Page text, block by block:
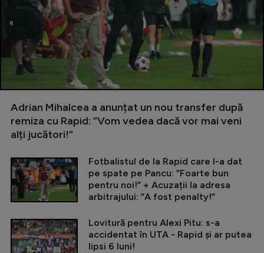
Adrian Mihalcea a anunțat un nou transfer după
remiza cu Rapid: ”Vom vedea dacă vor mai veni
alți jucători!”
Fotbalistul de la Rapid care l-a dat
pe spate pe Pancu: ”Foarte bun
pentru noi!” + Acuzații la adresa
arbitrajului: ”A fost penalty!”
Lovitură pentru Alexi Pitu: s-a
accidentat în UTA - Rapid și ar putea
lipsi 6 luni!